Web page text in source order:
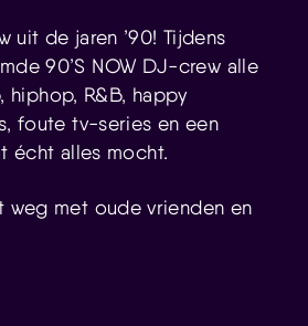
uit de jaren ’90! Tijdens
90’S NOW DJ-crew alle
R&B, happy
foute tv-series en een
écht alles mocht.
weg met oude vrienden en